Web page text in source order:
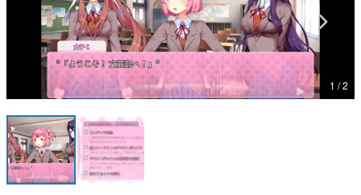
ゲームが変えた日本語
「経験値」「裏技」「ラスボス」… ゲームにまつわる言葉
の起源や用法の変遷を、コンピューター文化史研究家・タ
イニーP氏が徹底調査。
カテゴリ
特集記事
マンガ
女性向け
1 / 2